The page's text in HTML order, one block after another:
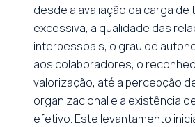
desde a avaliação da carga de
excessiva, a qualidade das
interpessoais, o grau de
aos colaboradores, o
valorização, até a percepção
organizacional e a existência
efetivo. Este levantamento